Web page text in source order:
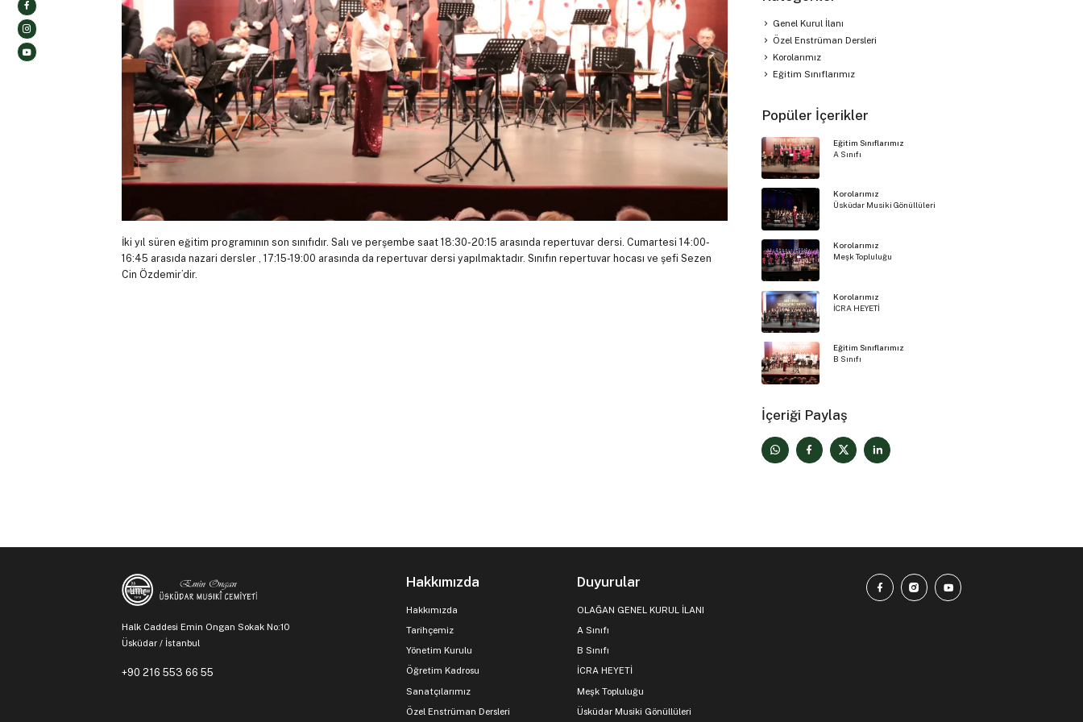
İki yıl süren eğitim programının son sınıfıdır. Salı ve perşembe saat 18:30-20:15 arasında repertuvar dersi. Cumartesi 14:00-
16:45 arasıda nazari dersler , 17:15-19:00 arasında da repertuvar dersi yapılmaktadır. Sınıfın repertuvar hocası ve şefi Sezen
Cin Özdemir’dir.
Genel Kurul İlanı
Özel Enstrüman Dersleri
Korolarımız
Eğitim Sınıflarımız
Popüler İçerikler
Eğitim Sınıflarımız
A Sınıfı
Korolarımız
Üsküdar Musiki Gönüllüleri
Korolarımız
Meşk Topluluğu
Korolarımız
İCRA HEYETİ
Eğitim Sınıflarımız
B Sınıfı
İçeriği Paylaş
Halk Caddesi Emin Ongan Sokak No:10
Üsküdar / İstanbul
+90 216 553 66 55
Hakkımızda
Hakkımızda
Tarihçemiz
Yönetim Kurulu
Öğretim Kadrosu
Sanatçılarımız
Özel Enstrüman Dersleri
Duyurular
OLAĞAN GENEL KURUL İLANI
A Sınıfı
B Sınıfı
İCRA HEYETİ
Meşk Topluluğu
Üsküdar Musiki Gönüllüleri